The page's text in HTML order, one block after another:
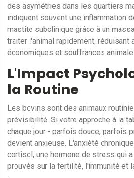
des asymétries dans les quartiers
indiquent souvent une inflammation
mastite subclinique grâce à un
traiter l'animal rapidement, réduisant
économiques et souffrances
L'Impact
la Routine
Les bovins sont des animaux
prévisibilité. Si votre approche à la
chaque jour - parfois douce, parfois
devient anxieuse. L'anxiété
cortisol, une hormone de stress qui
prouvés sur la fertilité, l'immunité et